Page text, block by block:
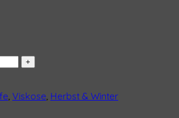
Viskose Herbst & Winter